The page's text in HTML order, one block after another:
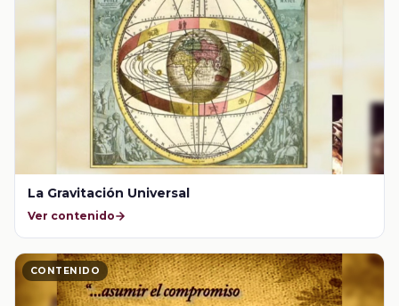
La Gravitación Universal
Ver contenido
CONTENIDO